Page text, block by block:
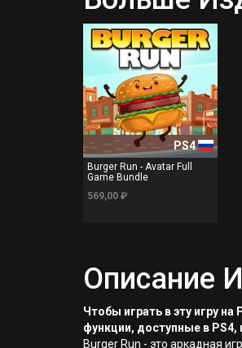
PS4
Burger Run - Avatar Full
Game Bundle
569,00 ₽
Описание
Чтобы играть в эту игру
функции, доступные в
Burger Run - это аркадная